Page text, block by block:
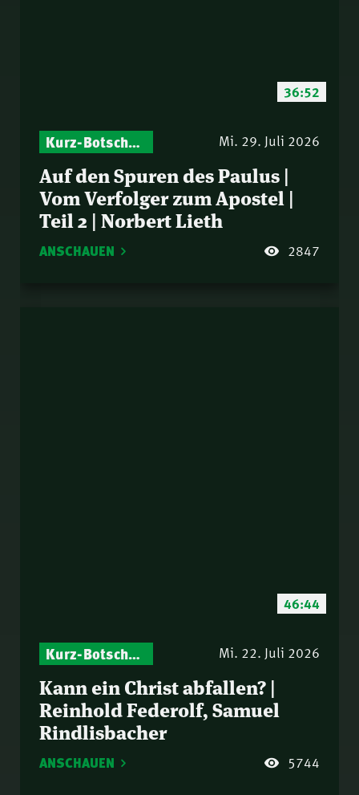
36:52
Kurz-Botschaften – Biblische Impulse mit Zukunft im Blick Mi. 29. Juli 2026
Auf den Spuren des Paulus |
Vom Verfolger zum Apostel |
Teil 2 | Norbert Lieth
ANSCHAUEN 2847
46:44
Kurz-Botschaften – Biblische Impulse mit Zukunft im Blick Mi. 22. Juli 2026
Kann ein Christ abfallen? |
Reinhold Federolf, Samuel
Rindlisbacher
ANSCHAUEN 5744